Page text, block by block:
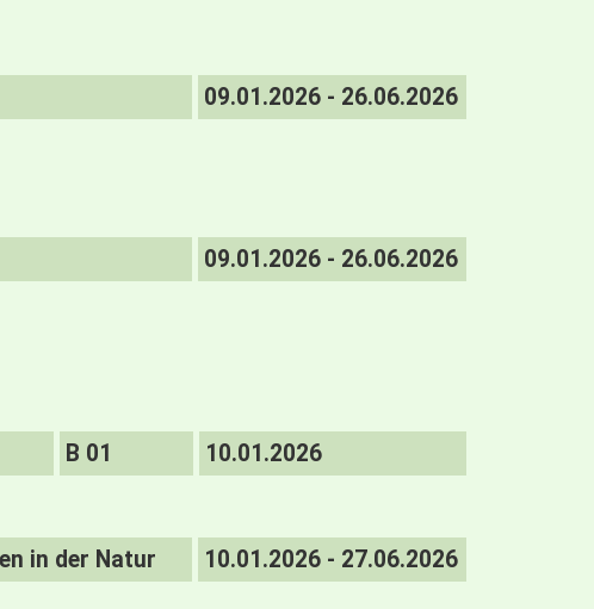
09.01.2026 - 26.06.2026
09.01.2026 - 26.06.2026
B 01
10.01.2026
in der Natur
10.01.2026 - 27.06.2026